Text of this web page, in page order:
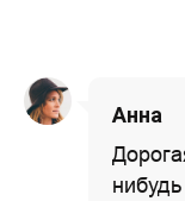
Анна